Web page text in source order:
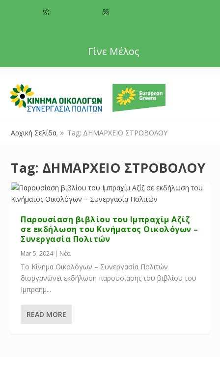
Γίνε Μέλος
Αρχική Σελίδα 9 Tag: ΔΗΜΑΡΧΕΙΟ ΣΤΡΟΒΟΛΟΥ
Tag: ΔΗΜΑΡΧΕΙΟ ΣΤΡΟΒΟΛΟΥ
Παρουσίαση βιβλίου του Ιμπραχίμ Αζίζ
σε εκδήλωση του Κινήματος Οικολόγων –
Συνεργασία Πολιτών
Mar 5, 2024| Νέα
Το Κίνημα Οικολόγων – Συνεργασία Πολιτών
διοργανώνει εκδήλωση παρουσίασης του βιβλίου του
Ιμπραήμ...
READ MORE